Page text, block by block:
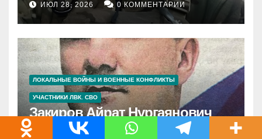
ИЮЛ 28, 2026 0 КОММЕНТАРИИ
ЛОКАЛЬНЫЕ ВОЙНЫ И ВОЕННЫЕ КОНФЛИКТЫ
УЧАСТНИКИ ЛВК. СВО
Закиров Айрат Нургаянович
ИЮЛ 22, 2026 0 КОММЕНТАРИИ